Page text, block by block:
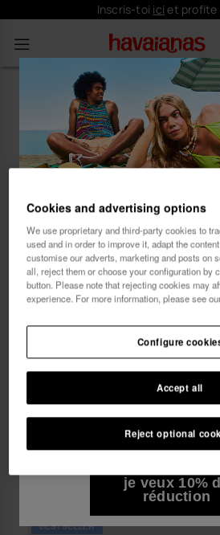
Inscris-toi ici et profite
Oups ! Il semble
sur une plage
... Laisse notre conseiller en
vers ton style
BESTSELLER
Inscris-toi et
10% de
Femme Homme
commerciales par tout moyen.
Politique de Confidentialité.
je veux 10%
réduction
Cookies and advertising options
We use proprietary and third-party cookies to
used and in order to improve it, adapt the
customise our adverts, marketing and posts on
all, reject them or choose your configuration by
button. Please note that rejecting cookies may
experience. For more information, please see
Reject optional
Accept all
Configure